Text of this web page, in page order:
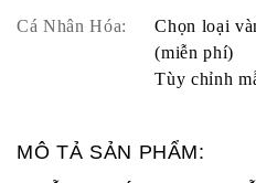
Cá Nhân Hóa:
Chọn loại
(miễn phí)
Tùy chỉnh
MÔ TẢ SẢN PHẨM: